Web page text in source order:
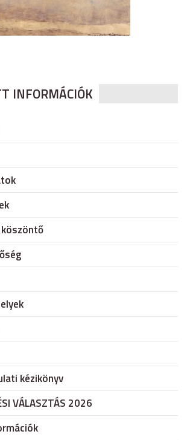
INFORMÁCIÓK
kézikönyv
VÁLASZTÁS 2026